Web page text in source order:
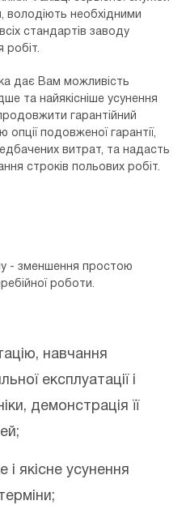
володіють необхідними
стандартів заводу
робіт.
дає Вам можливість
та найякісніше усунення
гарантійний
подовженої гарантії,
витрат, та надасть
строків польових робіт.
- зменшення простою
роботи.
навчання
експлуатації і
демонстрація її
якісне усунення